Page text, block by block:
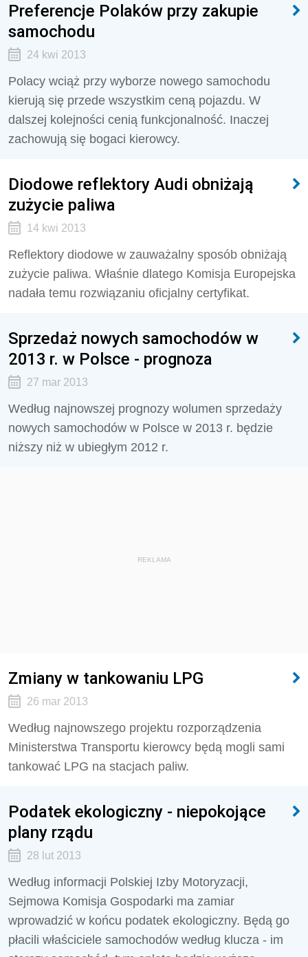
Preferencje Polaków przy zakupie
samochodu
24 kwi 2013
Polacy wciąż przy wyborze nowego samochodu
kierują się przede wszystkim ceną pojazdu. W
dalszej kolejności cenią funkcjonalność. Inaczej
zachowują się bogaci kierowcy.
Diodowe reflektory Audi obniżają
zużycie paliwa
14 kwi 2013
Reflektory diodowe w zauważalny sposób obniżają
zużycie paliwa. Właśnie dlatego Komisja Europejska
nadała temu rozwiązaniu oficjalny certyfikat.
Sprzedaż nowych samochodów w
2013 r. w Polsce - prognoza
27 mar 2013
Według najnowszej prognozy wolumen sprzedaży
nowych samochodów w Polsce w 2013 r. będzie
niższy niż w ubiegłym 2012 r.
REKLAMA
Zmiany w tankowaniu LPG
26 mar 2013
Według najnowszego projektu rozporządzenia
Ministerstwa Transportu kierowcy będą mogli sami
tankować LPG na stacjach paliw.
Podatek ekologiczny - niepokojące
plany rządu
28 lut 2013
Według informacji Polskiej Izby Motoryzacji,
Sejmowa Komisja Gospodarki ma zamiar
wprowadzić w końcu podatek ekologiczny. Będą go
płacili właściciele samochodów według klucza - im